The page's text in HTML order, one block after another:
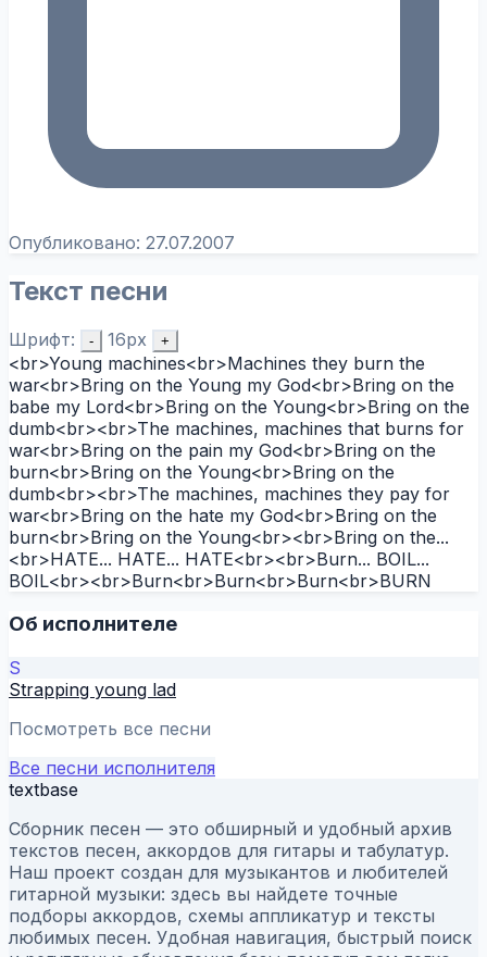
Опубликовано: 27.07.2007
Текст песни
Шрифт: - 16px +
<br>Young machines<br>Machines they burn the
war<br>Bring on the Young my God<br>Bring on the
babe my Lord<br>Bring on the Young<br>Bring on the
dumb<br><br>The machines, machines that burns for
war<br>Bring on the pain my God<br>Bring on the
burn<br>Bring on the Young<br>Bring on the
dumb<br><br>The machines, machines they pay for
war<br>Bring on the hate my God<br>Bring on the
burn<br>Bring on the Young<br><br>Bring on the...
<br>HATE... HATE... HATE<br><br>Burn... BOIL...
BOIL<br><br>Burn<br>Burn<br>Burn<br>BURN
Об исполнителе
S
Strapping young lad
Посмотреть все песни
Все песни исполнителя
textbase
Сборник песен — это обширный и удобный архив
текстов песен, аккордов для гитары и табулатур.
Наш проект создан для музыкантов и любителей
гитарной музыки: здесь вы найдете точные
подборы аккордов, схемы аппликатур и тексты
любимых песен. Удобная навигация, быстрый поиск